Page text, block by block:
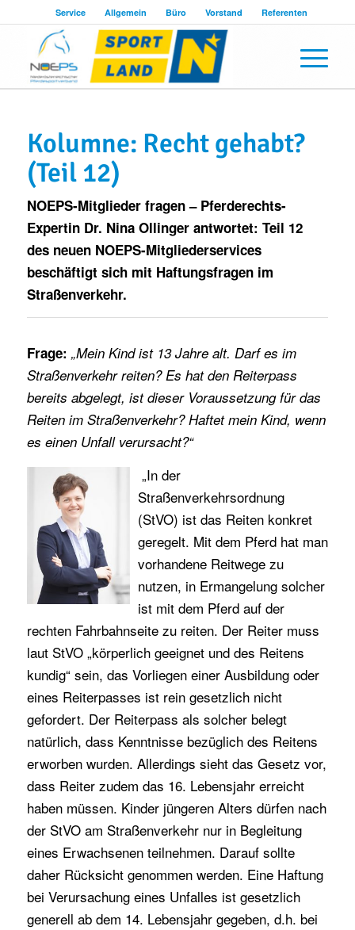
Service Allgemein Büro Vorstand Referenten
Kolumne: Recht gehabt?
(Teil 12)
NOEPS-Mitglieder fragen – Pferderechts-
Expertin Dr. Nina Ollinger antwortet: Teil 12
des neuen NOEPS-Mitgliederservices
beschäftigt sich mit Haftungsfragen im
Straßenverkehr.
Frage: „Mein Kind ist 13 Jahre alt. Darf es im
Straßenverkehr reiten? Es hat den Reiterpass
bereits abgelegt, ist dieser Voraussetzung für das
Reiten im Straßenverkehr? Haftet mein Kind, wenn
es einen Unfall verursacht?“
„In der
Straßenverkehrsordnung
(StVO) ist das Reiten konkret
geregelt. Mit dem Pferd hat man
vorhandene Reitwege zu
nutzen, in Ermangelung solcher
ist mit dem Pferd auf der
rechten Fahrbahnseite zu reiten. Der Reiter muss
laut StVO „körperlich geeignet und des Reitens
kundig“ sein, das Vorliegen einer Ausbildung oder
eines Reiterpasses ist rein gesetzlich nicht
gefordert. Der Reiterpass als solcher belegt
natürlich, dass Kenntnisse bezüglich des Reitens
erworben wurden. Allerdings sieht das Gesetz vor,
dass Reiter zudem das 16. Lebensjahr erreicht
haben müssen. Kinder jüngeren Alters dürfen nach
der StVO am Straßenverkehr nur in Begleitung
eines Erwachsenen teilnehmen. Darauf sollte
daher Rücksicht genommen werden. Eine Haftung
bei Verursachung eines Unfalles ist gesetzlich
generell ab dem 14. Lebensjahr gegeben, d.h. bei